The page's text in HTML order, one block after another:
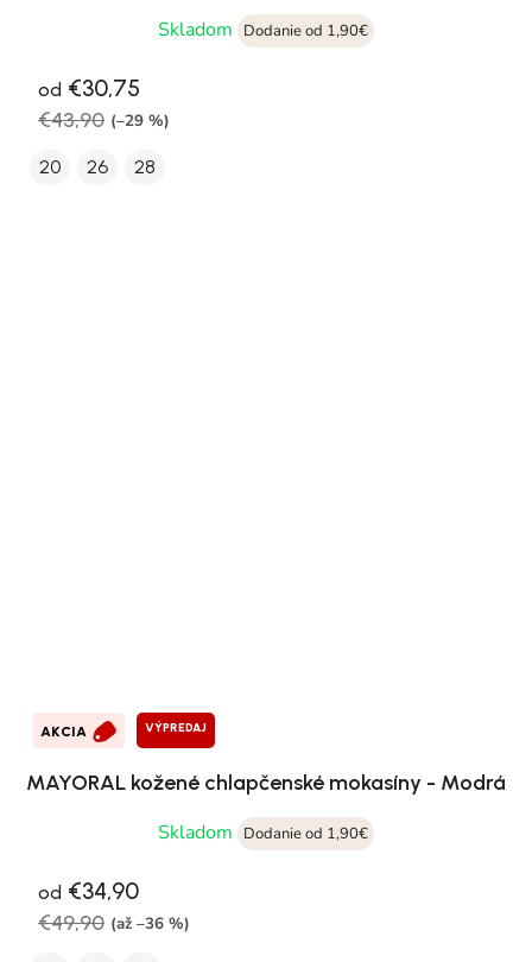
Skladom
Dodanie od 1,90€
od €30,75
€43,90 (–29 %)
20 26 28
AKCIA VÝPREDAJ
MAYORAL kožené chlapčenské mokasíny - Modrá
Skladom
Dodanie od 1,90€
od €34,90
€49,90 (až –36 %)